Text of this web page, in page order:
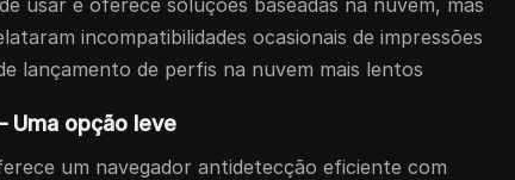
usar e oferece soluções baseadas na nuvem, mas
incompatibilidades ocasionais de impressões
lançamento de perfis na nuvem mais lentos
Uma opção leve
um navegador antidetecção eficiente com